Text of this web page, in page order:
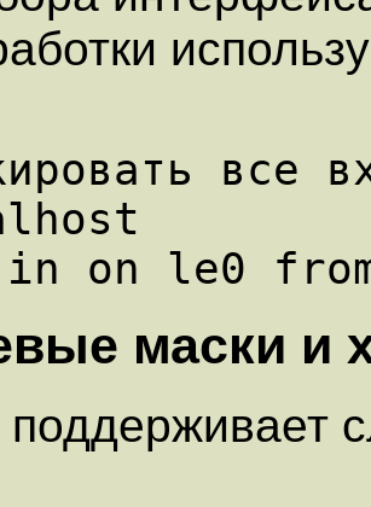
все
маски и
поддеpживает